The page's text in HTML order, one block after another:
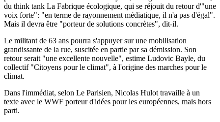
du think tank La Fabrique écologique, qui se réjouit du retour d'"une
voix forte": "en terme de rayonnement médiatique, il n'a pas d'égal".
Mais il devra être "porteur de solutions concrètes", dit-il.
Le militant de 63 ans pourra s'appuyer sur une mobilisation
grandissante de la rue, suscitée en partie par sa démission. Son
retour serait "une excellente nouvelle", estime Ludovic Bayle, du
collectif "Citoyens pour le climat", à l'origine des marches pour le
climat.
Dans l'immédiat, selon Le Parisien, Nicolas Hulot travaille à un
texte avec le WWF porteur d'idées pour les européennes, mais hors
parti.